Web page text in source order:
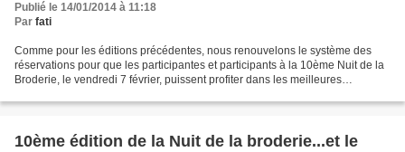
Publié le 14/01/2014 à 11:18
Par fati
Comme pour les éditions précédentes, nous renouvelons le système des
réservations pour que les participantes et participants à la 10ème Nuit de la
Broderie, le vendredi 7 février, puissent profiter dans les meilleures
10ème édition de la Nuit de la broderie...et le